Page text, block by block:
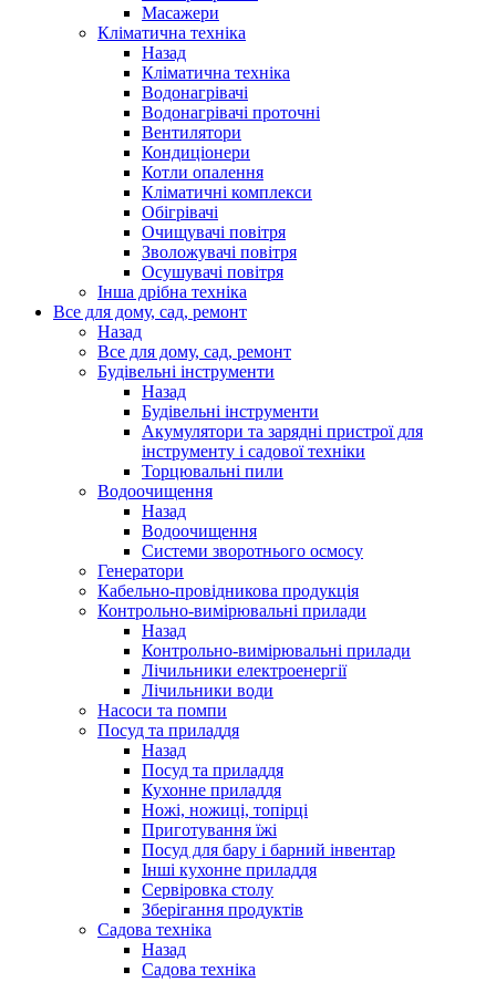
Масажери
Кліматична техніка
Назад
Кліматична техніка
Водонагрівачі
Водонагрівачі проточні
Вентилятори
Кондиціонери
Котли опалення
Кліматичні комплекси
Обігрівачі
Очищувачі повітря
Зволожувачі повітря
Осушувачі повітря
Інша дрібна техніка
Все для дому, сад, ремонт
Назад
Все для дому, сад, ремонт
Будівельні інструменти
Назад
Будівельні інструменти
Акумулятори та зарядні пристрої для
інструменту і садової техніки
Торцювальні пили
Водоочищення
Назад
Водоочищення
Системи зворотнього осмосу
Генератори
Кабельно-провідникова продукція
Контрольно-вимірювальні прилади
Назад
Контрольно-вимірювальні прилади
Лічильники електроенергії
Лічильники води
Насоси та помпи
Посуд та приладдя
Назад
Посуд та приладдя
Кухонне приладдя
Ножі, ножиці, топірці
Приготування їжі
Посуд для бару і барний інвентар
Інші кухонне приладдя
Сервіровка столу
Зберігання продуктів
Садова техніка
Назад
Садова техніка